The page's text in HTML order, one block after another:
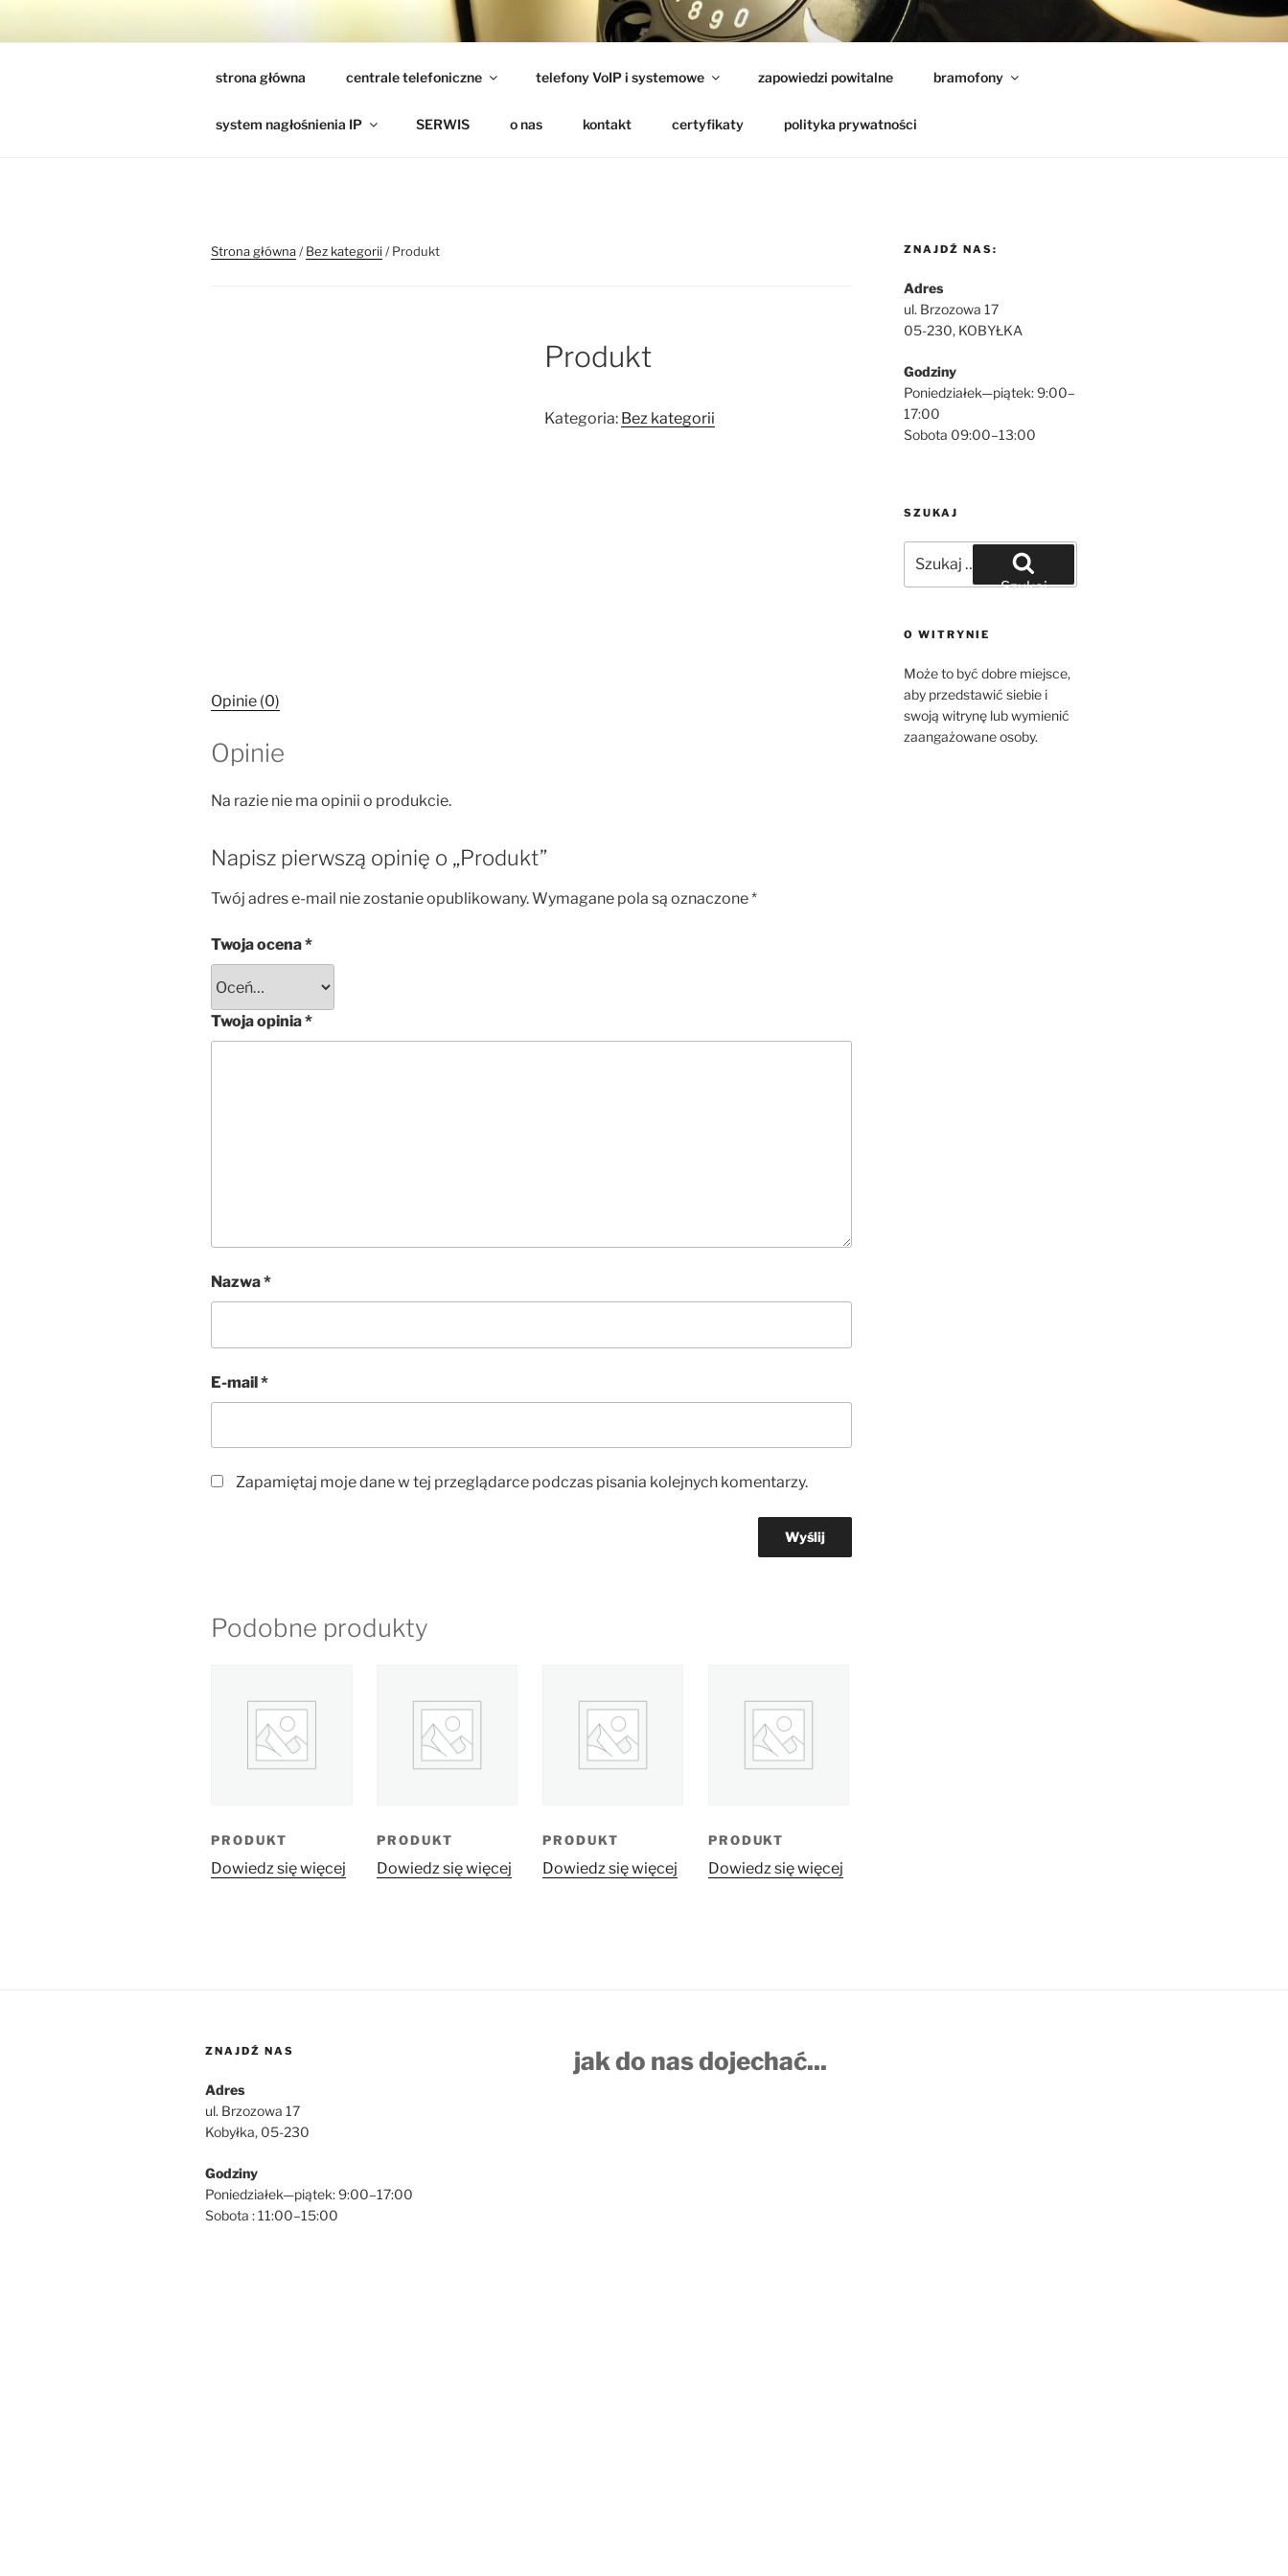
CEZARTEL – CENTRALE I TELEFONY
strona główna centrale telefoniczne telefony VoIP i systemowe zapowiedzi powitalne bramofony
system nagłośnienia IP SERWIS o nas kontakt certyfikaty polityka prywatności
Strona główna/Bez kategorii / Produkt
Produkt
Kategoria: Bez kategorii
Opinie (0)
Opinie
Na razie nie ma opinii o produkcie.
Napisz pierwszą opinię o „Produkt”
Twój adres e-mail nie zostanie opublikowany.Wymagane pola są oznaczone*
Twoja ocena*
Twoja opinia*
Nazwa*
E-mail*
Zapamiętaj moje dane w tej przeglądarce podczas pisania kolejnych komentarzy.
Podobne produkty
PRODUKT
Dowiedz się więcej
PRODUKT
Dowiedz się więcej
PRODUKT
Dowiedz się więcej
PRODUKT
Dowiedz się więcej
ZNAJDŹ NAS:
Adres
ul. Brzozowa 17
05-230, KOBYŁKA
Godziny
Poniedziałek—piątek: 9:00–
17:00
Sobota 09:00–13:00
SZUKAJ
Szukaj
O WITRYNIE
Może to być dobre miejsce,
aby przedstawić siebie i
swoją witrynę lub wymienić
zaangażowane osoby.
ZNAJDŹ NAS
Adres
ul. Brzozowa 17
Kobyłka, 05-230
Godziny
Poniedziałek—piątek: 9:00–17:00
Sobota : 11:00–15:00
jak do nas dojechać...